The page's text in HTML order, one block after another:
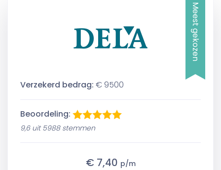
Meest gekozen
Verzekerd bedrag: € 9500
Beoordeling:
9,6 uit 5988 stemmen
€ 7,40 p/m